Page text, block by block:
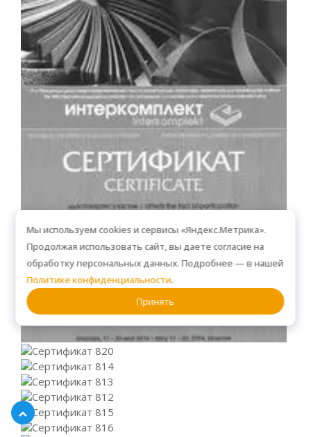
Мы используем cookies и сервисы «Яндекс.Метрика».
Продолжая использовать сайт, вы даете согласие на
обработку персональных данных. Подробнее — в нашей
Политике конфиденциальности.
Принять